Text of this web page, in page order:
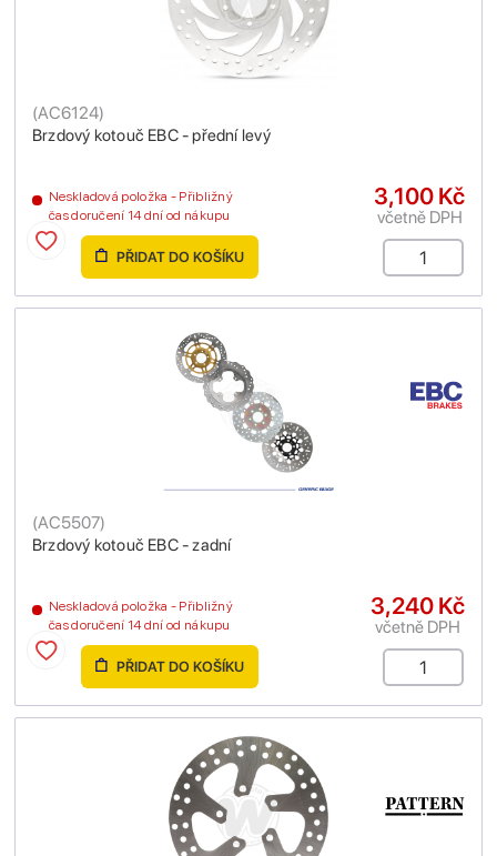
Brzdový kotouč EBC - přední levý
(AC6124)
Neskladová položka - Přibližný
čas doručení 14 dní od nákupu
3,100 Kč
včetně DPH
PŘIDAT DO KOŠÍKU
Brzdový kotouč EBC - zadní
(AC5507)
Neskladová položka - Přibližný
čas doručení 14 dní od nákupu
3,240 Kč
včetně DPH
PŘIDAT DO KOŠÍKU